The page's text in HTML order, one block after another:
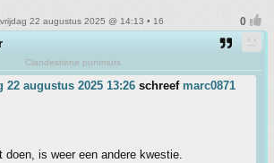
vrijdag 22 augustus 2025 @ 14:13 • 16
Clandestiene puntmuts
22 augustus 2025 13:26 schreef marc0871
doen, is weer een andere kwestie.